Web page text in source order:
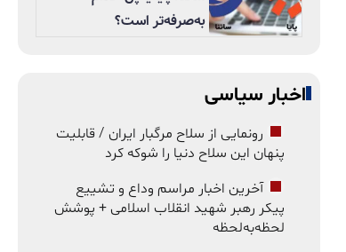
به‌صرفه‌تر است؟
اخبار سیاسی
رونمایی از سلاح مرگبار ایران / قابلیت
پنهان این سلاح دنیا را شوکه کرد
آخرین اخبار مراسم وداع و تشییع
پیکر رهبر شهید انقلاب اسلامی + پوشش
لحظه‌به‌لحظه